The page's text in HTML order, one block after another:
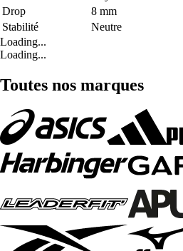
Drop
8 mm
Stabilité
Neutre
Loading...
Loading...
Toutes nos marques